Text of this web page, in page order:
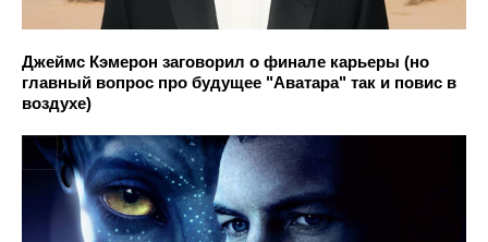
Джеймс Кэмерон заговорил о финале карьеры (но
главный вопрос про будущее "Аватара" так и повис в
воздухе)